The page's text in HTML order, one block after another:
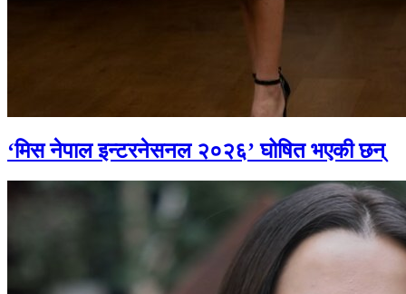
‘मिस नेपाल इन्टरनेसनल २०२६’ घोषित भएकी छन्